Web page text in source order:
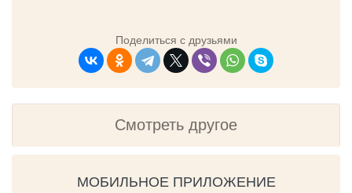
Поделиться с друзьями
Смотреть другое
МОБИЛЬНОЕ ПРИЛОЖЕНИЕ